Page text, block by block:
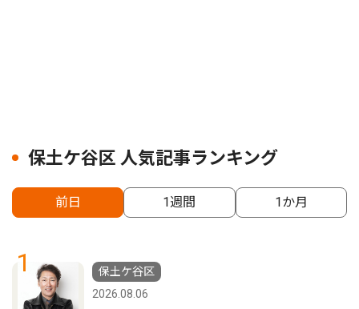
保土ケ谷区 人気記事ランキング
前日 1週間 1か月
1
保土ケ谷区
2026.08.06